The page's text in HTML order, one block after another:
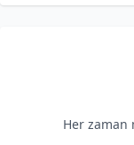
Her